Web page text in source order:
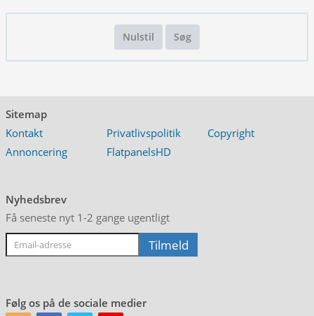
Nulstil Søg
Sitemap
Kontakt
Privatlivspolitik
Copyright
Annoncering
FlatpanelsHD
Nyhedsbrev
Få seneste nyt 1-2 gange ugentligt
Følg os på de sociale medier